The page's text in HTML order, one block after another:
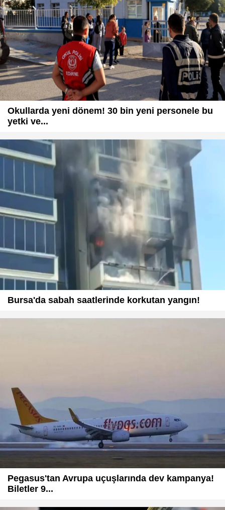
Okullarda yeni dönem! 30 bin yeni personele bu
yetki ve...
Bursa'da sabah saatlerinde korkutan yangın!
Pegasus'tan Avrupa uçuşlarında dev kampanya!
Biletler 9...